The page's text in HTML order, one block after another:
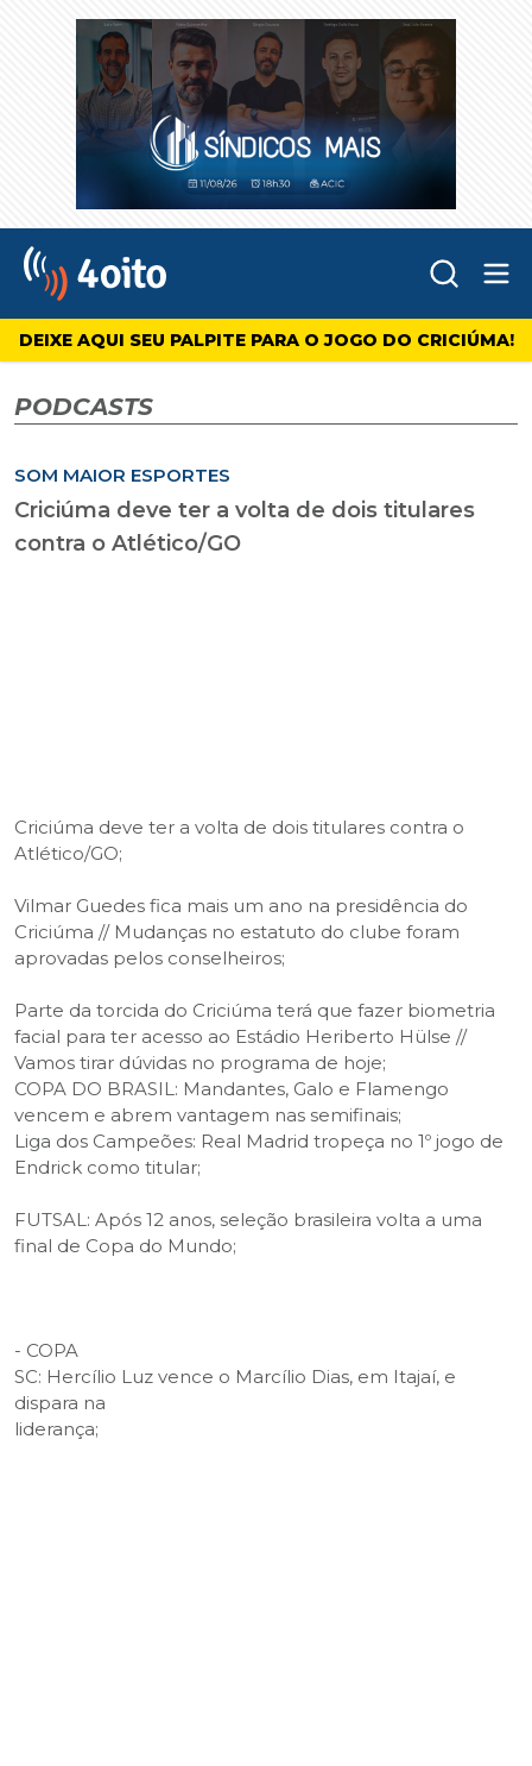
4oito
DEIXE AQUI SEU PALPITE PARA O JOGO DO CRICIÚMA!
PODCASTS
SOM MAIOR ESPORTES
Criciúma deve ter a volta de dois titulares
contra o Atlético/GO
Criciúma deve ter a volta de dois titulares contra o
Atlético/GO;
Vilmar Guedes fica mais um ano na presidência do
Criciúma // Mudanças no estatuto do clube foram
aprovadas pelos conselheiros;
Parte da torcida do Criciúma terá que fazer biometria
facial para ter acesso ao Estádio Heriberto Hülse //
Vamos tirar dúvidas no programa de hoje;
COPA DO BRASIL: Mandantes, Galo e Flamengo
vencem e abrem vantagem nas semifinais;
Liga dos Campeões: Real Madrid tropeça no 1º jogo de
Endrick como titular;
FUTSAL: Após 12 anos, seleção brasileira volta a uma
final de Copa do Mundo;
- COPA
SC: Hercílio Luz vence o Marcílio Dias, em Itajaí, e
dispara na
liderança;